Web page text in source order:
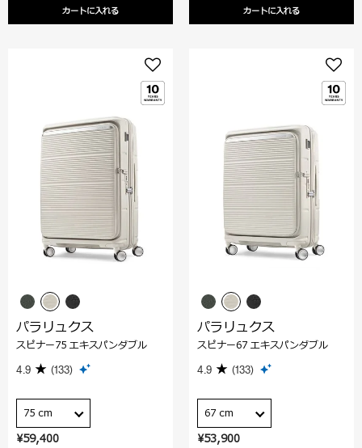
カートに入れる カートに入れる
¥59,400
パラリュクス
スピナー75 エキスパンダブル
4.9 (133)
75 cm
¥53,900
パラリュクス
スピナー67 エキスパンダブル
4.9 (133)
67 cm